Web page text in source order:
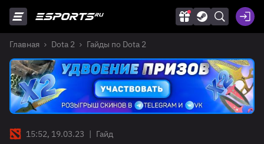
Главная Dota 2 Гайды по Dota 2
15:52, 19.03.23 | Гайд